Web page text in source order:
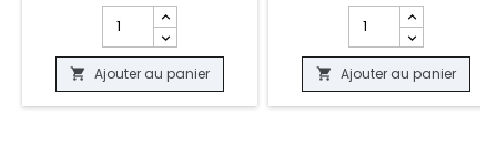
Champ quantité du produit CARTE POKEMON - OBALIE
 Ajouter au panier
Champ quantité du
 Ajouter au panier